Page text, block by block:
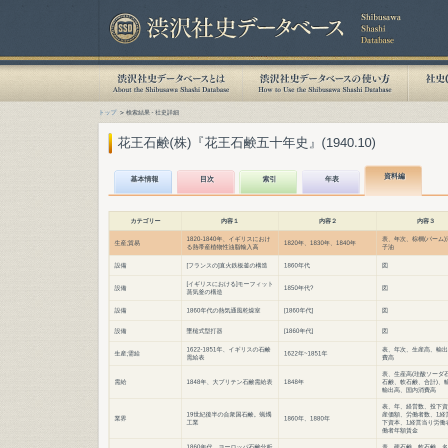
トップ 検索結果 - 社史詳細
花王石鹸(株)『花王石鹸五十年史』(1940.10)
基本情報 目次 索引 年表 資料編
カテゴリー 内容１ 内容２ 内容３
生産;貿易
1820-1840年、イギリスにおけ
る熱帯産植物性油脂輸入高
1820年、1830年、1840年
表、年次、棕櫚(パーム)
子油
設備 [フランスの]直火鉄板釜の構造 1860年代 図
設備
[イギリスにおける]モーフィット
蒸気釜の構造
1850年代? 図
設備 1860年代の熱気通風乾燥室 [1860年代] 図
設備 墜槌式型打器 [1860年代] 図
生産;需給
1622-1851年、イギリスの石鹸
需給表
1622年~1851年
表、年次、生産高、輸
費高
需給 1848年、大ブリテン石鹸需給表 1848年
表、生産高(珪酸ソーダ
石鹸、軟石鹸、合計)、
輸出高、国内消費高
業界
19世紀後半の合衆国石鹸。蝋燭
工業
1860年、1880年
表、年、経営数、投下
産価額、労働者数、1経
下資本、1経営当り労働
働者年額賃金